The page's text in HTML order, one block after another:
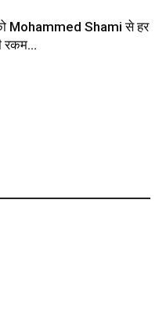
Mohammed Shami से हर
रकम…